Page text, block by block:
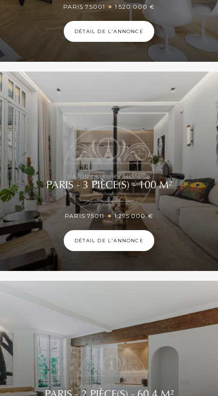
PARIS 75001 1 520 000 €
DÉTAIL DE L'ANNONCE
PARIS - 3 PIÈCE(S) - 100 M²
PARIS 75011 1 295 000 €
DÉTAIL DE L'ANNONCE